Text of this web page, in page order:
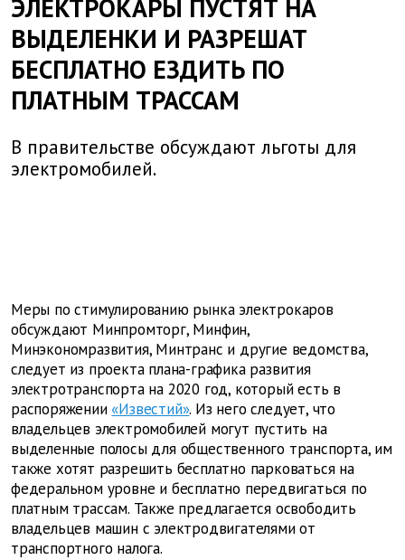
ЭЛЕКТРОКАРЫ ПУСТЯТ НА
ВЫДЕЛЕНКИ И РАЗРЕШАТ
БЕСПЛАТНО ЕЗДИТЬ ПО
ПЛАТНЫМ ТРАССАМ
В правительстве обсуждают льготы для
электромобилей.
Меры по стимулированию рынка электрокаров
обсуждают Минпромторг, Минфин,
Минэкономразвития, Минтранс и другие ведомства,
следует из проекта плана-графика развития
электротранспорта на 2020 год, который есть в
распоряжении «Известий». Из него следует, что
владельцев электромобилей могут пустить на
выделенные полосы для общественного транспорта, им
также хотят разрешить бесплатно парковаться на
федеральном уровне и бесплатно передвигаться по
платным трассам. Также предлагается освободить
владельцев машин с электродвигателями от
транспортного налога.